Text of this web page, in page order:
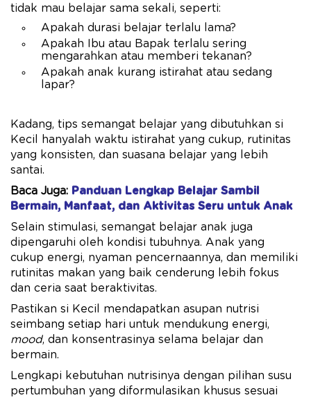
tidak mau belajar sama sekali, seperti:
Apakah durasi belajar terlalu lama?
Apakah Ibu atau Bapak terlalu sering
mengarahkan atau memberi tekanan?
Apakah anak kurang istirahat atau sedang
lapar?
Kadang, tips semangat belajar yang dibutuhkan si
Kecil hanyalah waktu istirahat yang cukup, rutinitas
yang konsisten, dan suasana belajar yang lebih
santai.
Baca Juga: Panduan Lengkap Belajar Sambil
Bermain, Manfaat, dan Aktivitas Seru untuk Anak
Selain stimulasi, semangat belajar anak juga
dipengaruhi oleh kondisi tubuhnya. Anak yang
cukup energi, nyaman pencernaannya, dan memiliki
rutinitas makan yang baik cenderung lebih fokus
dan ceria saat beraktivitas.
Pastikan si Kecil mendapatkan asupan nutrisi
seimbang setiap hari untuk mendukung energi,
mood, dan konsentrasinya selama belajar dan
bermain.
Lengkapi kebutuhan nutrisinya dengan pilihan susu
pertumbuhan yang diformulasikan khusus sesuai